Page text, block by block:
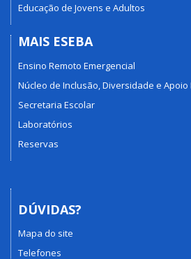
Educação de Jovens e Adultos
MAIS ESEBA
Ensino Remoto Emergencial
Núcleo de Inclusão, Diversidade e Apoio
Secretaria Escolar
Laboratórios
Reservas
DÚVIDAS?
Mapa do site
Telefones